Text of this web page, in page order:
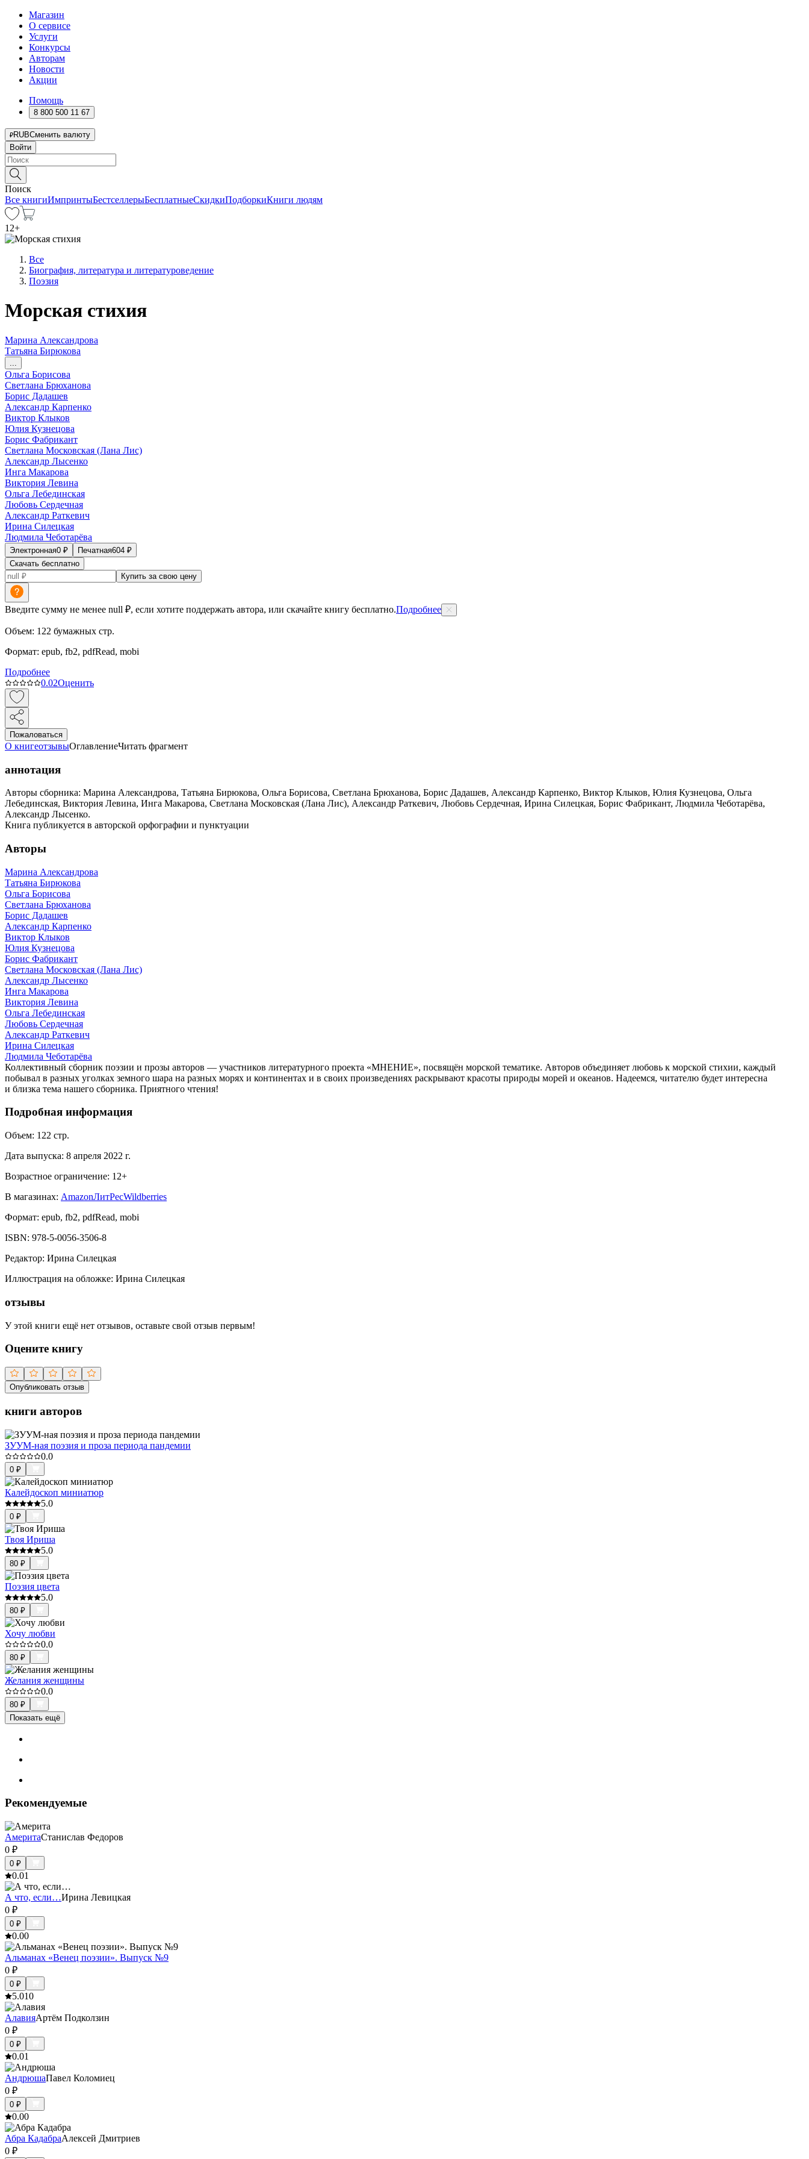
Магазин
О сервисе
Услуги
Конкурсы
Авторам
Новости
Акции
Помощь
8 800 500 11 67
RUBСменить валюту
Войти
Поиск
Все книгиИмпринтыБестселлерыБесплатныеСкидкиПодборкиКниги людям
12+
Все
Биография, литература и литературоведение
Поэзия
Морская стихия
Марина Александрова
Татьяна Бирюкова
Ольга Борисова
Светлана Брюханова
Борис Дадашев
Александр Карпенко
Виктор Клыков
Юлия Кузнецова
Борис Фабрикант
Светлана Московская (Лана Лис)
Александр Лысенко
Инга Макарова
Виктория Левина
Ольга Лебединская
Любовь Сердечная
Александр Раткевич
Ирина Силецкая
Людмила Чеботарёва
Электронная0 ₽ Печатная604 ₽
Скачать бесплатно
Купить за свою цену
Введите сумму не менее null ₽, если хотите поддержать автора, или скачайте книгу бесплатно.Подробнее
Объем: 122 бумажных стр.
Формат: epub, fb2, pdfRead, mobi
Подробнее
0.02Оценить
Пожаловаться
О книгеотзывыОглавлениеЧитать фрагмент
аннотация
Авторы сборника: Марина Александрова, Татьяна Бирюкова, Ольга Борисова, Светлана Брюханова, Борис Дадашев, Александр Карпенко, Виктор Клыков, Юлия Кузнецова, Ольга
Лебединская, Виктория Левина, Инга Макарова, Светлана Московская (Лана Лис), Александр Раткевич, Любовь Сердечная, Ирина Силецкая, Борис Фабрикант, Людмила Чеботарёва,
Александр Лысенко.
Книга публикуется в авторской орфографии и пунктуации
Авторы
Марина Александрова
Татьяна Бирюкова
Ольга Борисова
Светлана Брюханова
Борис Дадашев
Александр Карпенко
Виктор Клыков
Юлия Кузнецова
Борис Фабрикант
Светлана Московская (Лана Лис)
Александр Лысенко
Инга Макарова
Виктория Левина
Ольга Лебединская
Любовь Сердечная
Александр Раткевич
Ирина Силецкая
Людмила Чеботарёва
Коллективный сборник поэзии и прозы авторов — участников литературного проекта «МНЕНИЕ», посвящён морской тематике. Авторов объединяет любовь к морской стихии, каждый
побывал в разных уголках земного шара на разных морях и континентах и в своих произведениях раскрывают красоты природы морей и океанов. Надеемся, читателю будет интересна
и близка тема нашего сборника. Приятного чтения!
Подробная информация
Объем: 122 стр.
Дата выпуска: 8 апреля 2022 г.
Возрастное ограничение: 12+
В магазинах: AmazonЛитРесWildberries
Формат: epub, fb2, pdfRead, mobi
ISBN: 978-5-0056-3506-8
Редактор: Ирина Силецкая
Иллюстрация на обложке: Ирина Силецкая
отзывы
У этой книги ещё нет отзывов, оставьте свой отзыв первым!
Оцените книгу
Опубликовать отзыв
книги авторов
ЗУУM-ная поэзия и проза периода пандемии
0.0
0 ₽
Калейдоскоп миниатюр
5.0
0 ₽
Твоя Ириша
5.0
80 ₽
Поэзия цвета
5.0
80 ₽
Хочу любви
0.0
80 ₽
Желания женщины
0.0
80 ₽
Показать ещё
Рекомендуемые
АмеритаСтанислав Федоров
0 ₽
0 ₽
0.01
А что, если…Ирина Левицкая
0 ₽
0 ₽
0.00
Альманах «Венец поэзии». Выпуск №9
0 ₽
0 ₽
5.010
АлавияАртём Подколзин
0 ₽
0 ₽
0.01
АндрюшаПавел Коломиец
0 ₽
0 ₽
0.00
Абра КадабраАлексей Дмитриев
0 ₽